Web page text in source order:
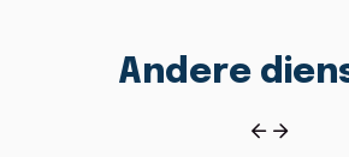
Andere